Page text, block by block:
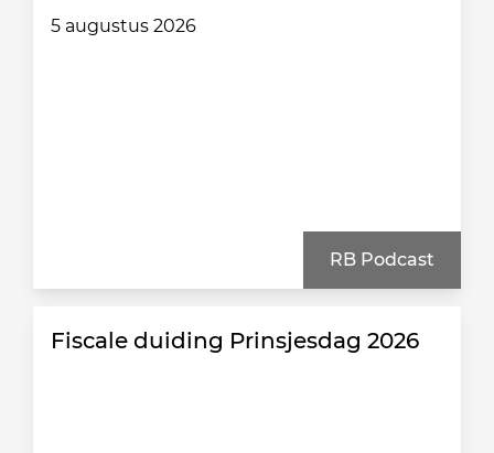
5 augustus 2026
RB Podcast
Fiscale duiding Prinsjesdag 2026